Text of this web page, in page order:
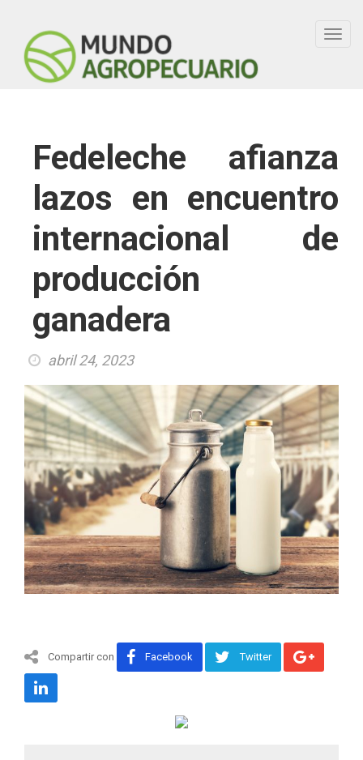
Fedeleche afianza
lazos en encuentro
internacional de
producción
ganadera
abril 24, 2023
Compartir con Facebook Twitter